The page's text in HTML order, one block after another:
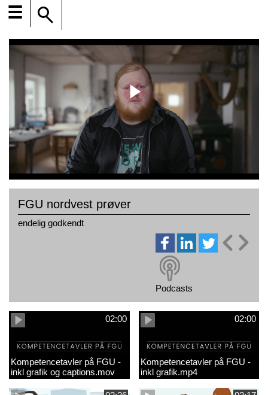
☰
FGU nordvest prøver
endelig godkendt
Podcasts
02:00
Kompetencetavler på FGU -
inkl grafik og captions.mov
02:00
Kompetencetavler på FGU -
inkl grafik.mp4